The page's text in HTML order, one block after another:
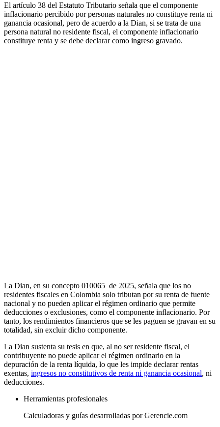
El artículo 38 del Estatuto Tributario señala que el componente
inflacionario percibido por personas naturales no constituye renta ni
ganancia ocasional, pero de acuerdo a la Dian, si se trata de una
persona natural no residente fiscal, el componente inflacionario
constituye renta y se debe declarar como ingreso gravado.
La Dian, en su concepto 010065 de 2025, señala que los no
residentes fiscales en Colombia solo tributan por su renta de fuente
nacional y no pueden aplicar el régimen ordinario que permite
deducciones o exclusiones, como el componente inflacionario. Por
tanto, los rendimientos financieros que se les paguen se gravan en su
totalidad, sin excluir dicho componente.
La Dian sustenta su tesis en que, al no ser residente fiscal, el
contribuyente no puede aplicar el régimen ordinario en la
depuración de la renta líquida, lo que les impide declarar rentas
exentas, ingresos no constitutivos de renta ni ganancia ocasional, ni
deducciones.
Herramientas profesionales
Calculadoras y guías desarrolladas por Gerencie.com